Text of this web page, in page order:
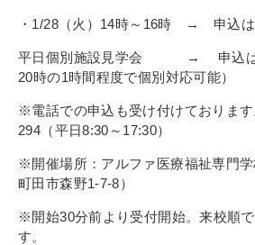
・1/28（火）14時～16時 → 申込は
平日個別施設見学会 → 申込
20時の1時間程度で個別対応可能）
※電話での申込も受け付けておりま
294（平日8:30～17:30）
※開催場所：アルファ医療福祉専門
町田市森野1-7-8）
※開始30分前より受付開始。来校順
す。